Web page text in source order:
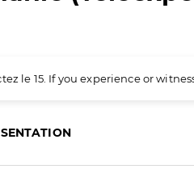
le 15. If you experience or